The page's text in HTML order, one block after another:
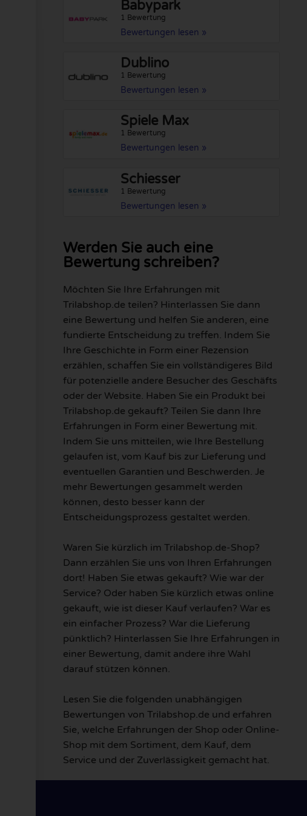
Babypark
1 Bewertung
Bewertungen lesen »
Dublino
1 Bewertung
Bewertungen lesen »
Spiele Max
1 Bewertung
Bewertungen lesen »
Schiesser
1 Bewertung
Bewertungen lesen »
Werden Sie auch eine
Bewertung schreiben?
Möchten Sie Ihre Erfahrungen mit
Trilabshop.de teilen? Hinterlassen Sie dann
eine Bewertung und helfen Sie anderen, eine
fundierte Entscheidung zu treffen. Indem Sie
Ihre Geschichte in Form einer Rezension
erzählen, schaffen Sie ein vollständigeres Bild
für potenzielle andere Besucher des Geschäfts
oder der Website. Haben Sie ein Produkt bei
Trilabshop.de gekauft? Teilen Sie dann Ihre
Erfahrungen in Form einer Bewertung mit.
Indem Sie uns mitteilen, wie Ihre Bestellung
gelaufen ist, vom Kauf bis zur Lieferung und
eventuellen Garantien und Beschwerden. Je
mehr Bewertungen gesammelt werden
können, desto besser kann der
Entscheidungsprozess gestaltet werden.
Waren Sie kürzlich im Trilabshop.de-Shop?
Dann erzählen Sie uns von Ihren Erfahrungen
dort! Haben Sie etwas gekauft? Wie war der
Service? Oder haben Sie kürzlich etwas online
gekauft, wie ist dieser Kauf verlaufen? War es
ein einfacher Prozess? War die Lieferung
pünktlich? Hinterlassen Sie Ihre Erfahrungen in
einer Bewertung, damit andere ihre Wahl
darauf stützen können.
Lesen Sie die folgenden unabhängigen
Bewertungen von Trilabshop.de und erfahren
Sie, welche Erfahrungen der Shop oder Online-
Shop mit dem Sortiment, dem Kauf, dem
Service und der Zuverlässigkeit gemacht hat.